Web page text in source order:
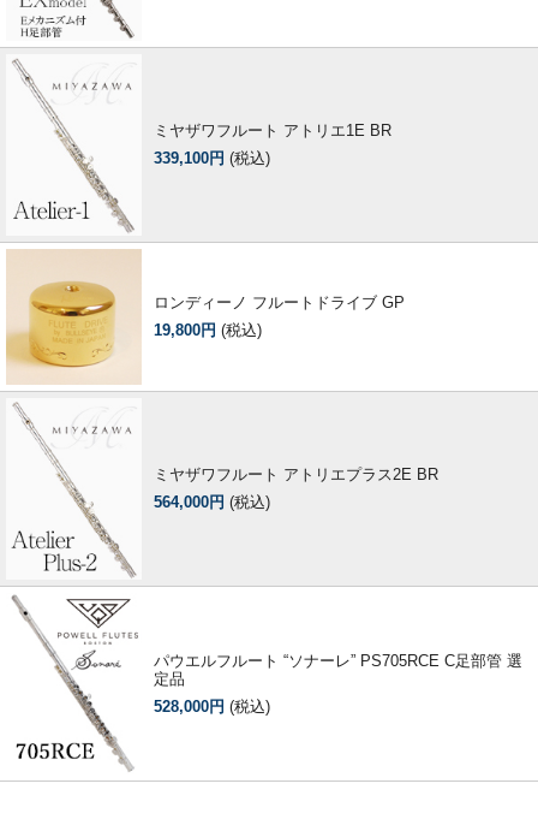
ミヤザワフルート アトリエ1E BR
339,100円 (税込)
ロンディーノ フルートドライブ GP
19,800円 (税込)
ミヤザワフルート アトリエプラス2E BR
564,000円 (税込)
パウエルフルート “ソナーレ” PS705RCE C足部管 選
定品
528,000円 (税込)